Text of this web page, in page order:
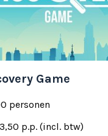
Game
personen
p.p. (incl. btw)